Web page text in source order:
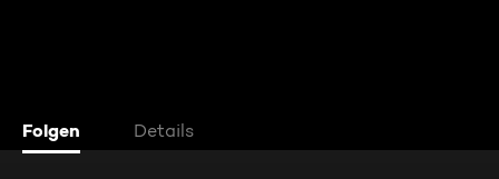
Folgen Details